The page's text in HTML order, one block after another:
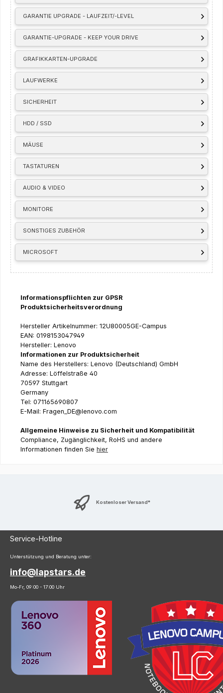
GARANTIE UPGRADE - LAUFZEIT/-LEVEL
GARANTIE-UPGRADE - KEEP YOUR DRIVE
GRAFIKKARTEN-UPGRADE
LAUFWERKE
SICHERHEIT
HDD / SSD
MÄUSE
TASTATUREN
AUDIO & VIDEO
MONITORE
SONSTIGES ZUBEHÖR
MICROSOFT
Informationspflichten zur GPSR
Produktsicherheitsverordnung
Hersteller Artikelnummer: 12U80005GE-Campus
EAN: 0198153047949
Hersteller: Lenovo
Informationen zur Produktsicherheit
Name des Herstellers: Lenovo (Deutschland) GmbH
Adresse: Löffelstraße 40
70597 Stuttgart
Germany
Tel: 071165690807
E-Mail: Fragen_DE@lenovo.com
Allgemeine Hinweise zu Sicherheit und Kompatibilität
Compliance, Zugänglichkeit, RoHS und andere
Informationen finden Sie hier
Kostenloser Versand*
Service-Hotline
Unterstützung und Beratung unter:
info@lapstars.de
Mo-Fr, 09:00 - 17:00 Uhr